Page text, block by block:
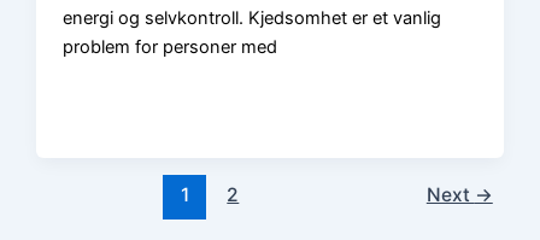
energi og selvkontroll. Kjedsomhet er et vanlig
problem for personer med
1 2 Next →